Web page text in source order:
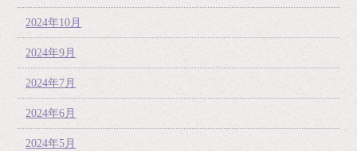
2024年10月
2024年9月
2024年7月
2024年6月
2024年5月